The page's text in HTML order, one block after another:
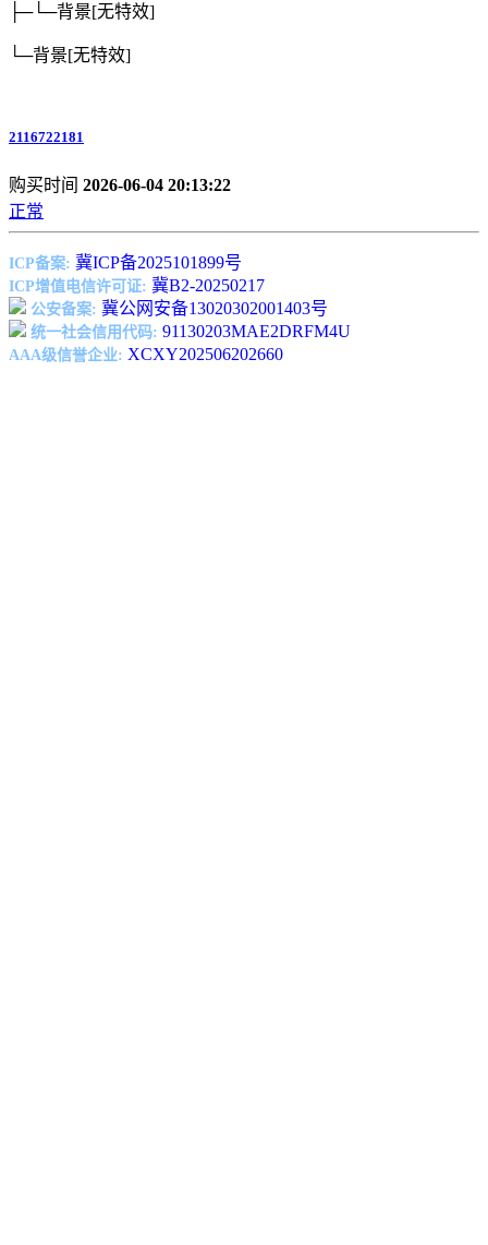
├─└─背景[无特效]
└─背景[无特效]
2116722181
购买时间 2026-06-04 20:13:22
正常
ICP备案: 冀ICP备2025101899号
ICP增值电信许可证: 冀B2-20250217
公安备案: 冀公网安备13020302001403号
统一社会信用代码: 91130203MAE2DRFM4U
AAA级信誉企业: XCXY202506202660